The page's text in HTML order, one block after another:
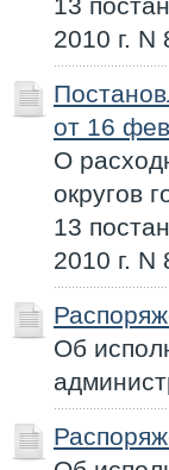
2010 г.
от 16
О
округов
13
2010 г.
Об